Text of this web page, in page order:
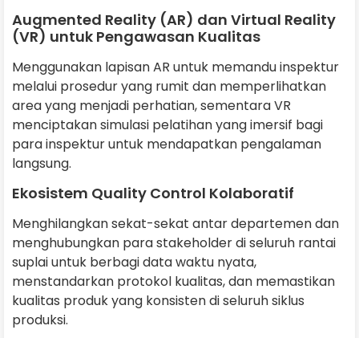
Augmented Reality (AR) dan Virtual Reality
(VR) untuk Pengawasan Kualitas
Menggunakan lapisan AR untuk memandu inspektur
melalui prosedur yang rumit dan memperlihatkan
area yang menjadi perhatian, sementara VR
menciptakan simulasi pelatihan yang imersif bagi
para inspektur untuk mendapatkan pengalaman
langsung.
Ekosistem Quality Control Kolaboratif
Menghilangkan sekat-sekat antar departemen dan
menghubungkan para stakeholder di seluruh rantai
suplai untuk berbagi data waktu nyata,
menstandarkan protokol kualitas, dan memastikan
kualitas produk yang konsisten di seluruh siklus
produksi.